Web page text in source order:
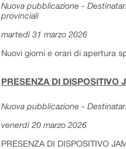
Nuova pubblicazione -
provinciali
martedì 31 marzo 2026
Nuovi giorni e orari di apertura
PRESENZA DI DISPOSITIVO
Nuova pubblicazione -
venerdì 20 marzo 2026
PRESENZA DI DISPOSITIVO